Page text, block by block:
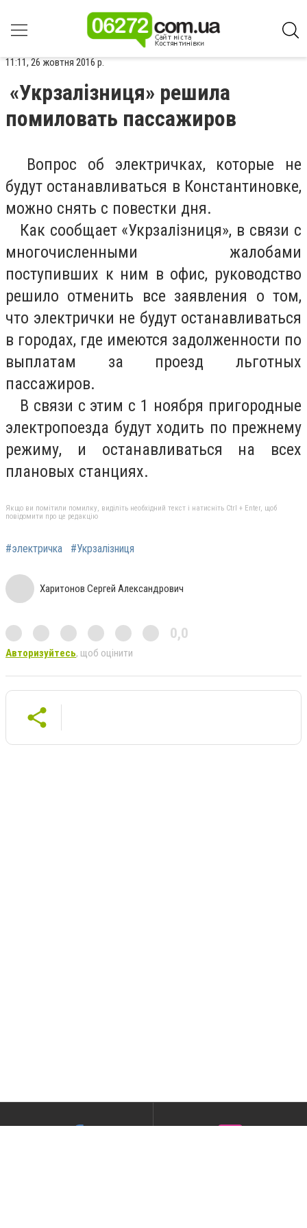
11:11, 26 жовтня 2016 р.
«Укрзалізниця» решила
помиловать пассажиров
Вопрос об электричках, которые не
будут останавливаться в Константиновке,
можно снять с повестки дня.
Как сообщает «Укрзалізниця», в связи с
многочисленными жалобами
поступивших к ним в офис, руководство
решило отменить все заявления о том,
что электрички не будут останавливаться
в городах, где имеются задолженности по
выплатам за проезд льготных
пассажиров.
В связи с этим с 1 ноября пригородные
электропоезда будут ходить по прежнему
режиму, и останавливаться на всех
плановых станциях.
Якщо ви помітили помилку, виділіть необхідний текст і натисніть Ctrl + Enter, щоб
повідомити про це редакцію
#электричка #Укрзалізниця
Харитонов Сергей Александрович
0,0
Авторизуйтесь, щоб оцінити